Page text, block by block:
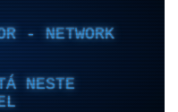
- NETWORK
NESTE